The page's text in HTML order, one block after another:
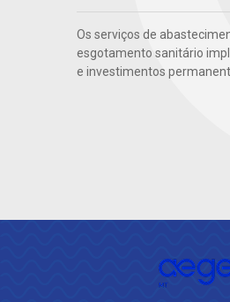
Os serviços de
esgotamento sanitário
e investimentos